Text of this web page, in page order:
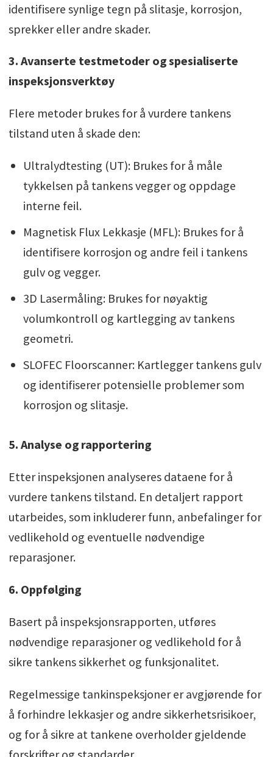
identifisere synlige tegn på slitasje, korrosjon,
sprekker eller andre skader.
3. Avanserte testmetoder og spesialiserte
inspeksjonsverktøy
Flere metoder brukes for å vurdere tankens
tilstand uten å skade den:
Ultralydtesting (UT): Brukes for å måle
tykkelsen på tankens vegger og oppdage
interne feil.
Magnetisk Flux Lekkasje (MFL): Brukes for å
identifisere korrosjon og andre feil i tankens
gulv og vegger.
3D Lasermåling: Brukes for nøyaktig
volumkontroll og kartlegging av tankens
geometri.
SLOFEC Floorscanner: Kartlegger tankens gulv
og identifiserer potensielle problemer som
korrosjon og slitasje.
5. Analyse og rapportering
Etter inspeksjonen analyseres dataene for å
vurdere tankens tilstand. En detaljert rapport
utarbeides, som inkluderer funn, anbefalinger for
vedlikehold og eventuelle nødvendige
reparasjoner.
6. Oppfølging
Basert på inspeksjonsrapporten, utføres
nødvendige reparasjoner og vedlikehold for å
sikre tankens sikkerhet og funksjonalitet.
Regelmessige tankinspeksjoner er avgjørende for
å forhindre lekkasjer og andre sikkerhetsrisikoer,
og for å sikre at tankene overholder gjeldende